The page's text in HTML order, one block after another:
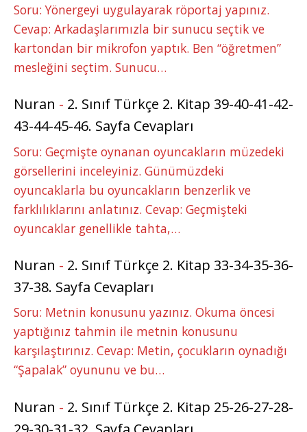
Soru: Yönergeyi uygulayarak röportaj yapınız.
Cevap: Arkadaşlarımızla bir sunucu seçtik ve
kartondan bir mikrofon yaptık. Ben “öğretmen”
mesleğini seçtim. Sunucu…
Nuran - 2. Sınıf Türkçe 2. Kitap 39-40-41-42-
43-44-45-46. Sayfa Cevapları
Soru: Geçmişte oynanan oyuncakların müzedeki
görsellerini inceleyiniz. Günümüzdeki
oyuncaklarla bu oyuncakların benzerlik ve
farklılıklarını anlatınız. Cevap: Geçmişteki
oyuncaklar genellikle tahta,…
Nuran - 2. Sınıf Türkçe 2. Kitap 33-34-35-36-
37-38. Sayfa Cevapları
Soru: Metnin konusunu yazınız. Okuma öncesi
yaptığınız tahmin ile metnin konusunu
karşılaştırınız. Cevap: Metin, çocukların oynadığı
“Şapalak” oyununu ve bu…
Nuran - 2. Sınıf Türkçe 2. Kitap 25-26-27-28-